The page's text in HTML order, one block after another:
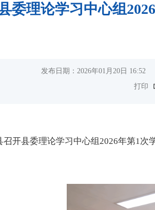
委理论学习中心组
发布日期：2026年01月20日
打印
召开县委理论学习中心组2026年第1次